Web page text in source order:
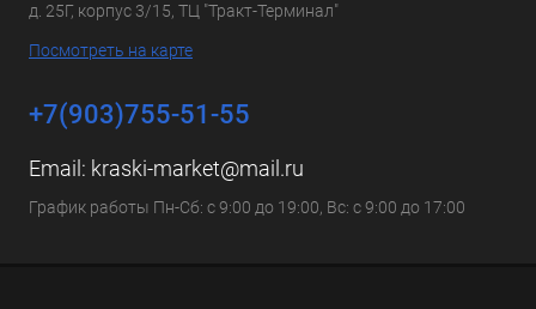
д. 25Г, корпус 3/15, ТЦ "Тракт-Терминал"
Посмотреть на карте
+7(903)755-51-55
Email: kraski-market@mail.ru
График работы Пн-Сб: с 9:00 до 19:00, Вс: с 9:00 до 17:00